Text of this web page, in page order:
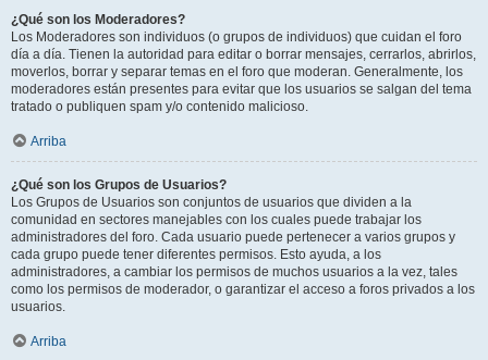
¿Qué son los Moderadores?
Los Moderadores son individuos (o grupos de individuos) que cuidan el foro
día a día. Tienen la autoridad para editar o borrar mensajes, cerrarlos, abrirlos,
moverlos, borrar y separar temas en el foro que moderan. Generalmente, los
moderadores están presentes para evitar que los usuarios se salgan del tema
tratado o publiquen spam y/o contenido malicioso.
Arriba
¿Qué son los Grupos de Usuarios?
Los Grupos de Usuarios son conjuntos de usuarios que dividen a la
comunidad en sectores manejables con los cuales puede trabajar los
administradores del foro. Cada usuario puede pertenecer a varios grupos y
cada grupo puede tener diferentes permisos. Esto ayuda, a los
administradores, a cambiar los permisos de muchos usuarios a la vez, tales
como los permisos de moderador, o garantizar el acceso a foros privados a los
usuarios.
Arriba